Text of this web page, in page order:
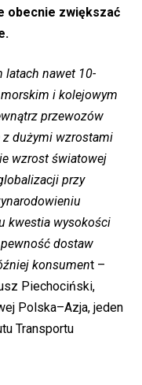
obecnie zwiększać
latach nawet 10-
i kolejowym
przewozów
dużymi wzrostami
wzrost światowej
przy
kwestia wysokości
dostaw
konsument –
Piechociński,
Polska–Azja, jeden
Transportu